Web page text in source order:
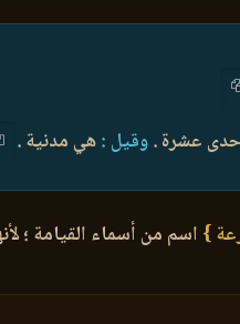
عشرة .وقيل :هي مدنية .
} اسم من أسماء القيامة ؛